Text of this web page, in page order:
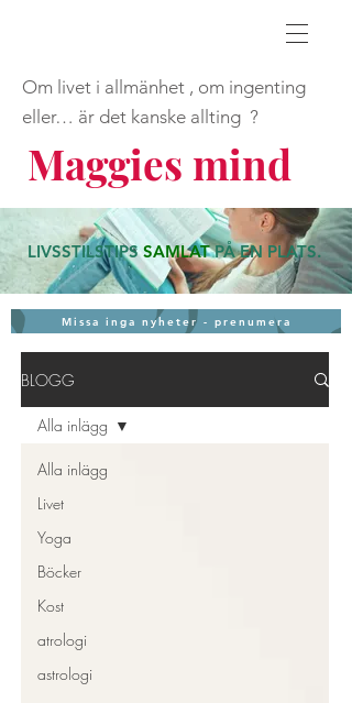
Om livet i allmänhet , om ingenting
eller… är det kanske allting ?
Maggies mind
LIVSSTILSTIPSSAMLATPÅ EN PLATS.
Missa inga nyheter - prenumera
BLOGG
Alla inlägg
Livet
Yoga
Böcker
Kost
atrologi
astrologi
Alla inlägg